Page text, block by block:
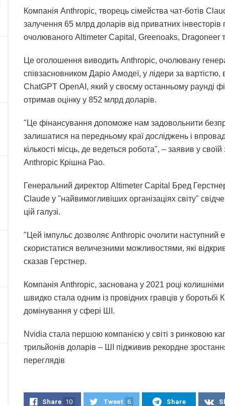
Компанія Anthropic, творець сімейства чат-ботів
залучення 65 млрд доларів від приватних
очолюваного Altimeter Capital, Greenoaks, Dragoneer
Це оголошення виводить Anthropic, очолювану
співзасновником Даріо Амодеї, у лідери за
ChatGPT OpenAI, який у своєму останньому раунді
отримав оцінку у 852 млрд доларів.
"Це фінансування допоможе нам задовольнити
залишатися на передньому краї досліджень і
кількості місць, де ведеться робота", – заявив у
Anthropic Крішна Рао.
Генеральний директор Altimeter Capital Бред
Claude у "найвимогливіших організаціях світу"
цій галузі.
"Цей імпульс дозволяє Anthropic очолити наступний
скористатися величезними можливостями, які
сказав Герстнер.
Компанія Anthropic, заснована у 2021 році
швидко стала одним із провідних гравців у боротьбі
домінування у сфері ШІ.
Nvidia стала першою компанією у світі з ринковою
трильйонів доларів – ШІ підживив рекордне
переглядiв
Share 10 Tweet 6 Share